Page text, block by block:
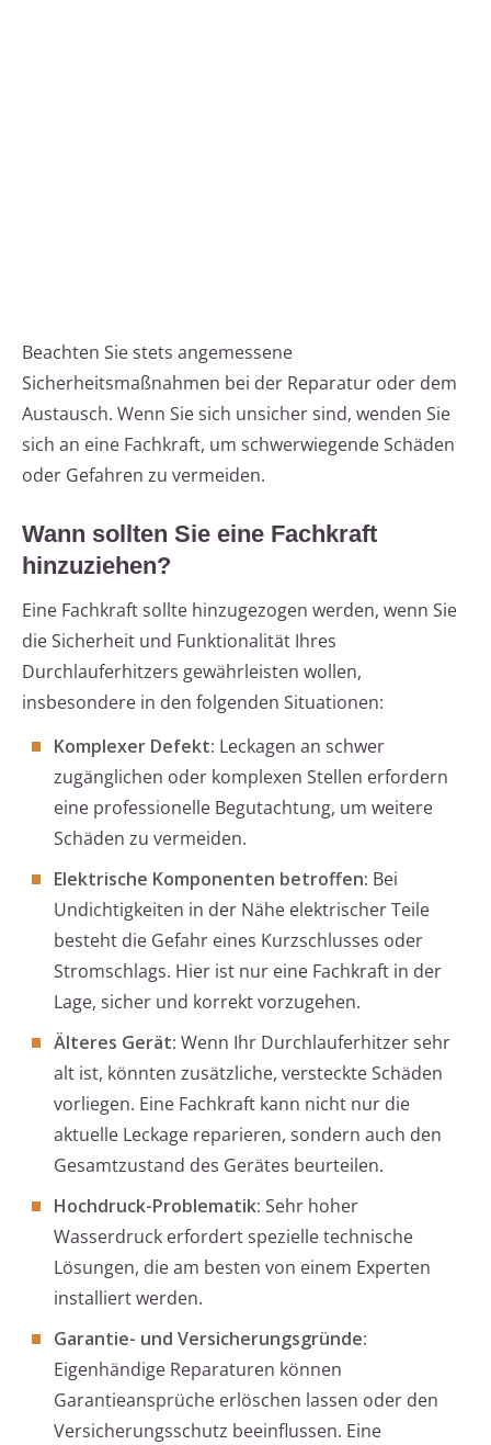
Beachten Sie stets angemessene
Sicherheitsmaßnahmen bei der Reparatur oder dem
Austausch. Wenn Sie sich unsicher sind, wenden Sie
sich an eine Fachkraft, um schwerwiegende Schäden
oder Gefahren zu vermeiden.
Wann sollten Sie eine Fachkraft
hinzuziehen?
Eine Fachkraft sollte hinzugezogen werden, wenn Sie
die Sicherheit und Funktionalität Ihres
Durchlauferhitzers gewährleisten wollen,
insbesondere in den folgenden Situationen:
Komplexer Defekt: Leckagen an schwer
zugänglichen oder komplexen Stellen erfordern
eine professionelle Begutachtung, um weitere
Schäden zu vermeiden.
Elektrische Komponenten betroffen: Bei
Undichtigkeiten in der Nähe elektrischer Teile
besteht die Gefahr eines Kurzschlusses oder
Stromschlags. Hier ist nur eine Fachkraft in der
Lage, sicher und korrekt vorzugehen.
Älteres Gerät: Wenn Ihr Durchlauferhitzer sehr
alt ist, könnten zusätzliche, versteckte Schäden
vorliegen. Eine Fachkraft kann nicht nur die
aktuelle Leckage reparieren, sondern auch den
Gesamtzustand des Gerätes beurteilen.
Hochdruck-Problematik: Sehr hoher
Wasserdruck erfordert spezielle technische
Lösungen, die am besten von einem Experten
installiert werden.
Garantie- und Versicherungsgründe:
Eigenhändige Reparaturen können
Garantieansprüche erlöschen lassen oder den
Versicherungsschutz beeinflussen. Eine